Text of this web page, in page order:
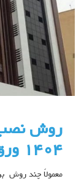
روش‌ نصب
١٤٠٤ ورق کامپوزیت نما
معمولاً چند روش